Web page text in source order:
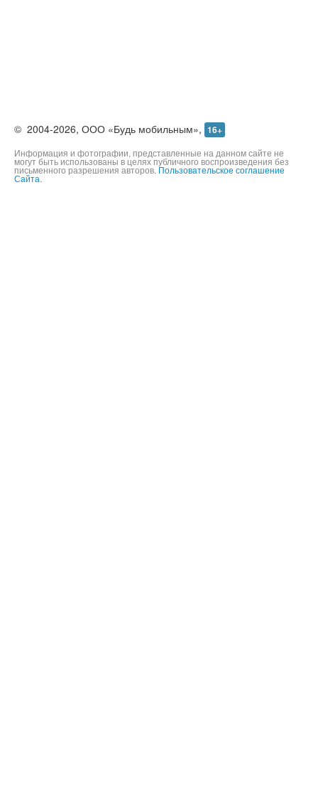
©2004-2026,ООО «Будь мобильным», 16+
Информация и фотографии, представленные на данном сайте не
могут быть использованы в целях публичного воспроизведения без